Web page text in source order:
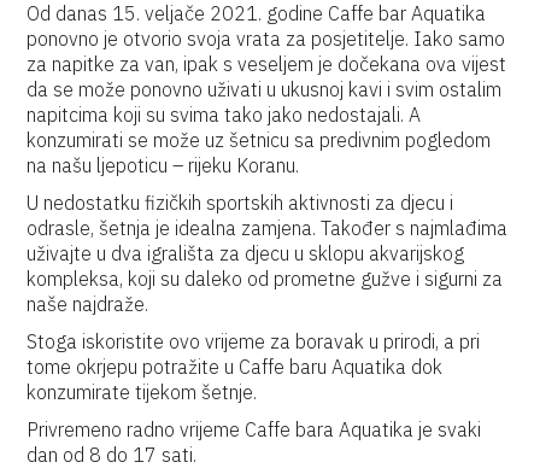
Od danas 15. veljače 2021. godine Caffe bar Aquatika
ponovno je otvorio svoja vrata za posjetitelje. Iako samo
za napitke za van, ipak s veseljem je dočekana ova vijest
da se može ponovno uživati u ukusnoj kavi i svim ostalim
napitcima koji su svima tako jako nedostajali. A
konzumirati se može uz šetnicu sa predivnim pogledom
na našu ljepoticu – rijeku Koranu.
U nedostatku fizičkih sportskih aktivnosti za djecu i
odrasle, šetnja je idealna zamjena. Također s najmlađima
uživajte u dva igrališta za djecu u sklopu akvarijskog
kompleksa, koji su daleko od prometne gužve i sigurni za
naše najdraže.
Stoga iskoristite ovo vrijeme za boravak u prirodi, a pri
tome okrjepu potražite u Caffe baru Aquatika dok
konzumirate tijekom šetnje.
Privremeno radno vrijeme Caffe bara Aquatika je svaki
dan od 8 do 17 sati.